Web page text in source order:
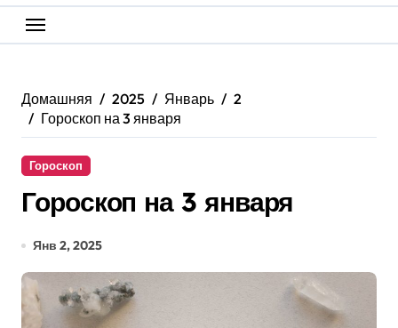
Домашняя 2025 Январь
2
Гороскоп на 3 января
Гороскоп
Гороскоп на 3 января
Янв 2, 2025